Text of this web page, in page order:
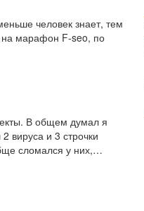
человек знает, тем
на марафон F-seo, по
В общем думал я
вируса и 3 строчки
сломался у них,…